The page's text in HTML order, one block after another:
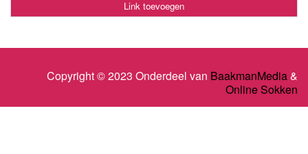
Link toevoegen
Copyright © 2023 Onderdeel van BaakmanMedia&
Online Sokken